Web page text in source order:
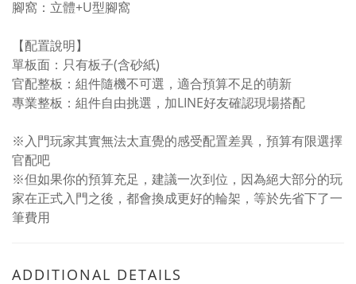
腳窩：立體+U型腳窩
【配置說明】
單板面：只有板子(含砂紙)
官配整板：組件隨機不可選，適合預算不足的萌新
專業整板：組件自由挑選，加LINE好友確認現場搭配
※入門玩家其實無法太直覺的感受配置差異，預算有限選擇
官配吧
※但如果你的預算充足，建議一次到位，因為絕大部分的玩
家在正式入門之後，都會換成更好的輪架，等於先省下了一
筆費用
ADDITIONAL DETAILS